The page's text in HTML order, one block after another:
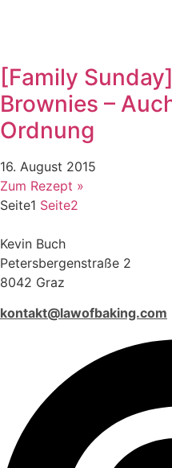
[Family
Brownies –
Ordnung
16. August 2015
Zum Rezept »
Seite1 Seite2
Kevin Buch
Petersbergenstraße 2
8042 Graz
kontakt@lawofbaking.com